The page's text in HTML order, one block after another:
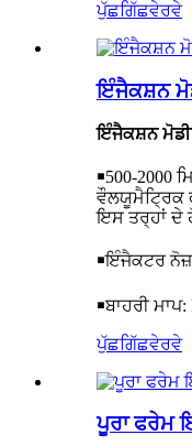
ਪੁੱਛਗਿੱਛਵੇਰਵੇ
ਇੰਜੈਕਸ਼ਨ
ਇੰਜੈਕਸ਼ਨ
￭500-2000
ਵੌਲਯੂਮੈਟ੍ਰਿਕ
ਇਸ ਤਰ੍ਹਾਂ ਦੇ
￭ਇੰਜੈਕਟਰ
￭ਬਾਹਰੀ
ਪੁੱਛਗਿੱਛਵੇਰਵੇ
ਪੂਰਾ ਫਰੇਮ